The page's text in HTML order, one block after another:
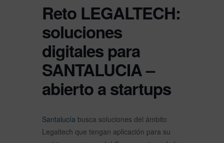
Reto LEGALTECH:
soluciones
digitales para
SANTALUCIA –
abierto a startups
Santalucía busca soluciones del ámbito
Legaltech que tengan aplicación para su